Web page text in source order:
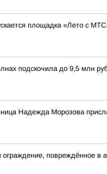
площадка «Лето с
подскочила до 9,5 млн
Надежда Морозова
повреждённое в